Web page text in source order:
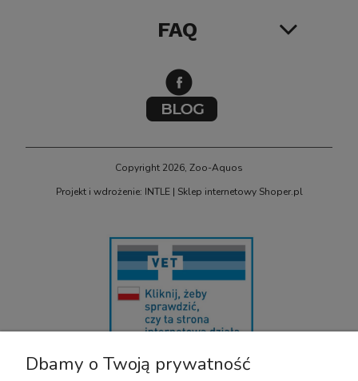
FAQ
Copyright 2026, Zoo-Aquos
Projekt i wdrożenie: INTLE| Sklep internetowy Shoper.pl
U nas bezpiecznie kupisz leki OTC dla zwierząt. Nadzór sprawuje :
Dbamy o Twoją prywatność